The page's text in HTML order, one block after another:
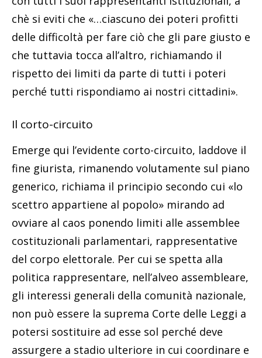
chè si eviti che «…ciascuno dei poteri profitti
delle difficoltà per fare ciò che gli pare giusto e
che tuttavia tocca all’altro, richiamando il
rispetto dei limiti da parte di tutti i poteri
perché tutti rispondiamo ai nostri cittadini».
Il corto-circuito
Emerge qui l’evidente corto-circuito, laddove il
fine giurista, rimanendo volutamente sul piano
generico, richiama il principio secondo cui «lo
scettro appartiene al popolo» mirando ad
ovviare al caos ponendo limiti alle assemblee
costituzionali parlamentari, rappresentative
del corpo elettorale. Per cui se spetta alla
politica rappresentare, nell’alveo assembleare,
gli interessi generali della comunità nazionale,
non può essere la suprema Corte delle Leggi a
potersi sostituire ad esse sol perché deve
assurgere a stadio ulteriore in cui coordinare e